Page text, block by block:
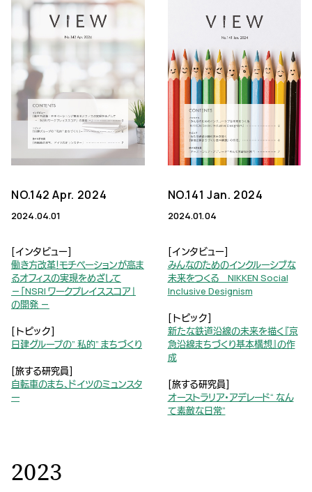
NO.142 Apr. 2024
2024.04.01
[インタビュー]
働き方改革！モチベーションが高ま
るオフィスの実現をめざして
－「NSRI ワークプレイススコア」
の開発 －
[トピック]
日建グループの” 私的” まちづくり
[旅する研究員]
自転車のまち、ドイツのミュンスタ
ー
NO.141 Jan. 2024
2024.01.04
[インタビュー]
みんなのためのインクルーシブな
未来をつくる NIKKEN Social
Inclusive Designism
[トピック]
新たな鉄道沿線の未来を描く『京
急沿線まちづくり基本構想』の作
成
[旅する研究員]
オーストラリア・アデレード“ なん
て素敵な日常”
2023